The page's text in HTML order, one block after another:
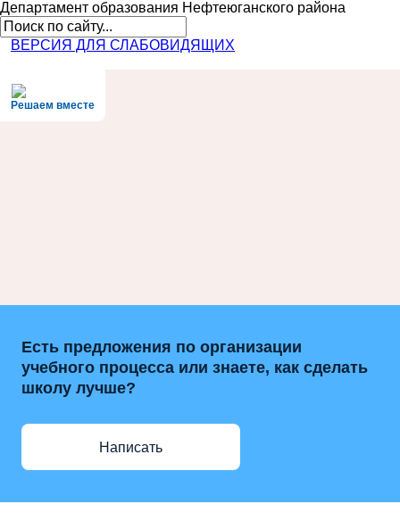
Департамент образования Нефтеюганского района
ВЕРСИЯ ДЛЯ СЛАБОВИДЯЩИХ
Решаем вместе
Есть предложения по организации
учебного процесса или знаете, как сделать
школу лучше?
Написать